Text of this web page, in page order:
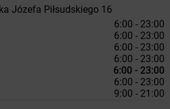
Józefa Piłsudskiego 16
6:00 - 23:00
6:00 - 23:00
6:00 - 23:00
6:00 - 23:00
6:00 - 23:00
6:00 - 23:00
9:00 - 21:00